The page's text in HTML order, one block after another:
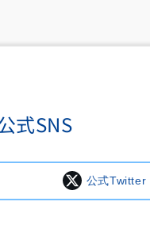
式SNS
公式Twitter